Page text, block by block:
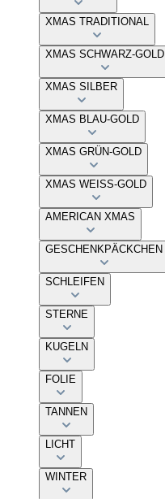
XMAS TRADITIONAL
XMAS SCHWARZ-GOLD
XMAS SILBER
XMAS BLAU-GOLD
XMAS GRÜN-GOLD
XMAS WEISS-GOLD
AMERICAN XMAS
GESCHENKPÄCKCHEN
SCHLEIFEN
STERNE
KUGELN
FOLIE
TANNEN
LICHT
WINTER